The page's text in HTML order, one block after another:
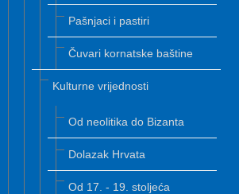
Pašnjaci i pastiri
Čuvari kornatske baštine
Kulturne vrijednosti
Od neolitika do Bizanta
Dolazak Hrvata
Od 17. - 19. stoljeća